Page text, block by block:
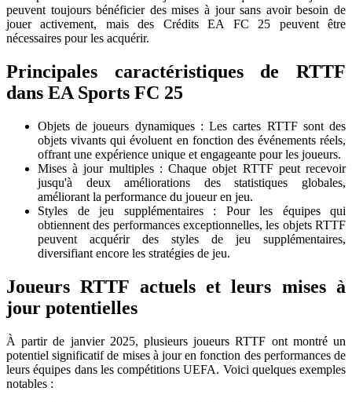
peuvent toujours bénéficier des mises à jour sans avoir besoin de
jouer activement, mais des Crédits EA FC 25 peuvent être
nécessaires pour les acquérir.
Principales caractéristiques de RTTF
dans EA Sports FC 25
Objets de joueurs dynamiques : Les cartes RTTF sont des
objets vivants qui évoluent en fonction des événements réels,
offrant une expérience unique et engageante pour les joueurs.
Mises à jour multiples : Chaque objet RTTF peut recevoir
jusqu'à deux améliorations des statistiques globales,
améliorant la performance du joueur en jeu.
Styles de jeu supplémentaires : Pour les équipes qui
obtiennent des performances exceptionnelles, les objets RTTF
peuvent acquérir des styles de jeu supplémentaires,
diversifiant encore les stratégies de jeu.
Joueurs RTTF actuels et leurs mises à
jour potentielles
À partir de janvier 2025, plusieurs joueurs RTTF ont montré un
potentiel significatif de mises à jour en fonction des performances de
leurs équipes dans les compétitions UEFA. Voici quelques exemples
notables :